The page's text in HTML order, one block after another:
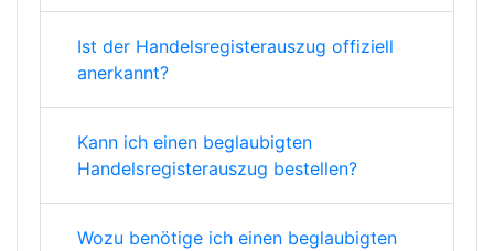
Ist der Handelsregisterauszug offiziell
anerkannt?
Kann ich einen beglaubigten
Handelsregisterauszug bestellen?
Wozu benötige ich einen beglaubigten